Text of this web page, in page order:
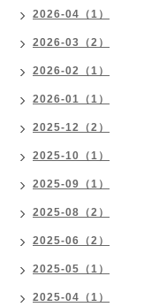
2026-04（1）
2026-03（2）
2026-02（1）
2026-01（1）
2025-12（2）
2025-10（1）
2025-09（1）
2025-08（2）
2025-06（2）
2025-05（1）
2025-04（1）